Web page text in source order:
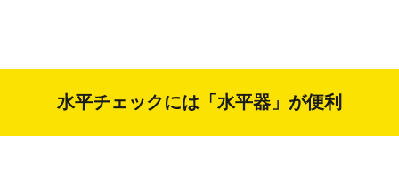
水平チェックには「水平器」が便利